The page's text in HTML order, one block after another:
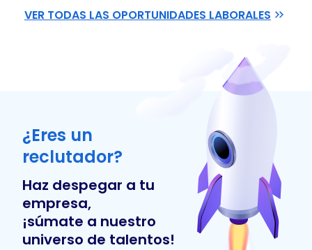
VER TODAS LAS OPORTUNIDADES LABORALES
¿Eres un
reclutador?
Haz despegar a tu
empresa,
¡súmate a nuestro
universo de talentos!